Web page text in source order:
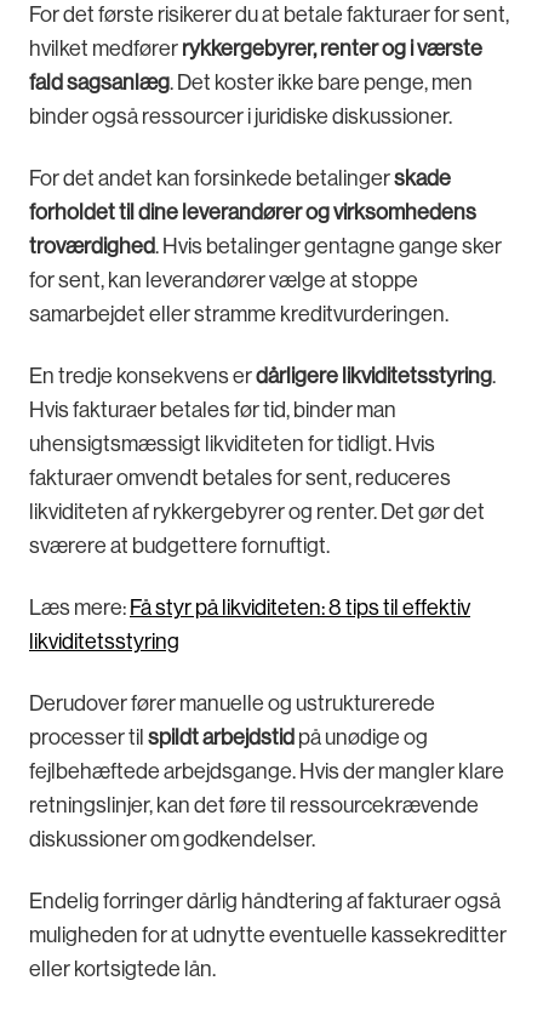
For det første risikerer du at betale fakturaer for sent,
hvilket medfører rykkergebyrer, renter og i værste
fald sagsanlæg. Det koster ikke bare penge, men
binder også ressourcer i juridiske diskussioner.
For det andet kan forsinkede betalingerskade
forholdet til dine leverandører og virksomhedens
troværdighed. Hvis betalinger gentagne gange sker
for sent, kan leverandører vælge at stoppe
samarbejdet eller stramme kreditvurderingen.
En tredje konsekvens erdårligere likviditetsstyring.
Hvis fakturaer betales før tid, binder man
uhensigtsmæssigt likviditeten for tidligt. Hvis
fakturaer omvendt betales for sent, reduceres
likviditeten af rykkergebyrer og renter. Det gør det
sværere at budgettere fornuftigt.
Læs mere: Få styr på likviditeten: 8 tips til effektiv
likviditetsstyring
Derudover fører manuelle og ustrukturerede
processer til spildt arbejdstid på unødige og
fejlbehæftede arbejdsgange. Hvis der mangler klare
retningslinjer, kan det føre til ressourcekrævende
diskussioner om godkendelser.
Endelig forringer dårlig håndtering af fakturaer også
muligheden for at udnytte eventuelle kassekreditter
eller kortsigtede lån.